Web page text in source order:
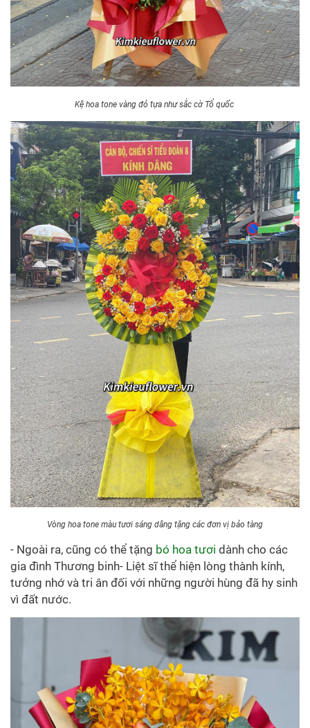
Kệ hoa tone vàng đỏ tựa như sắc cờ Tổ quốc
Vòng hoa tone màu tươi sáng dâng tặng các đơn vị bảo tàng
- Ngoài ra, cũng có thể tặng bó hoa tươi dành cho các
gia đình Thương binh- Liệt sĩ thể hiện lòng thành kính,
tưởng nhớ và tri ân đối với những người hùng đã hy sinh
vì đất nước.